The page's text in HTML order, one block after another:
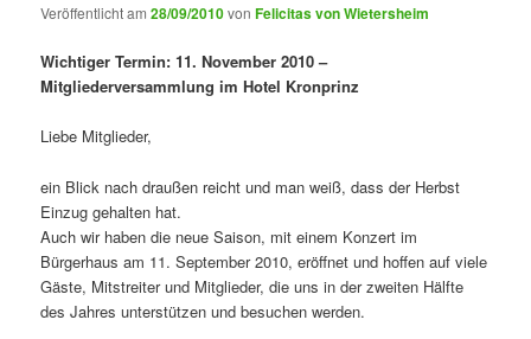
Veröffentlicht am28/09/2010vonFelicitas von Wietersheim
Wichtiger Termin: 11. November 2010 –
Mitgliederversammlung im Hotel Kronprinz
Liebe Mitglieder,
ein Blick nach draußen reicht und man weiß, dass der Herbst
Einzug gehalten hat.
Auch wir haben die neue Saison, mit einem Konzert im
Bürgerhaus am 11. September 2010, eröffnet und hoffen auf viele
Gäste, Mitstreiter und Mitglieder, die uns in der zweiten Hälfte
des Jahres unterstützen und besuchen werden.